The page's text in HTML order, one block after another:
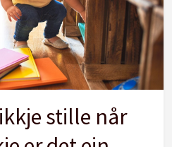
stille når